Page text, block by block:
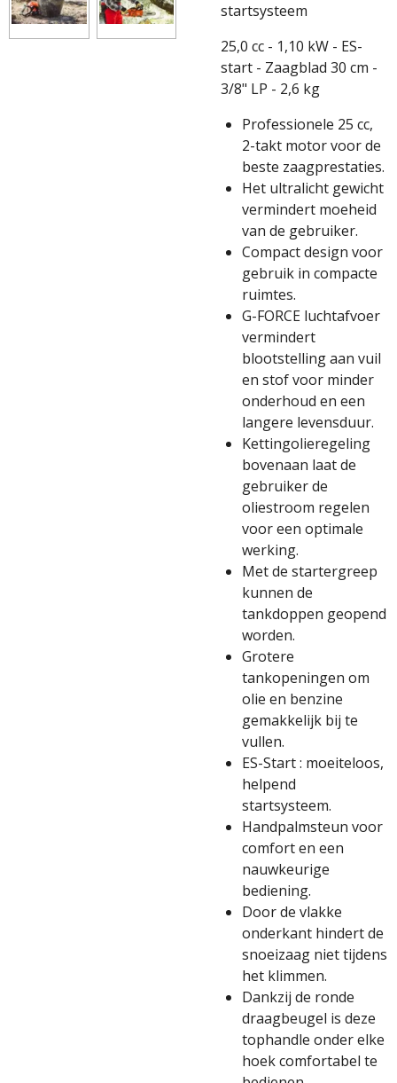
startsysteem
25,0 cc - 1,10 kW - ES-
start - Zaagblad 30 cm -
3/8" LP - 2,6 kg
Professionele 25 cc,
2-takt motor voor de
beste zaagprestaties.
Het ultralicht gewicht
vermindert moeheid
van de gebruiker.
Compact design voor
gebruik in compacte
ruimtes.
G-FORCE luchtafvoer
vermindert
blootstelling aan vuil
en stof voor minder
onderhoud en een
langere levensduur.
Kettingolieregeling
bovenaan laat de
gebruiker de
oliestroom regelen
voor een optimale
werking.
Met de startergreep
kunnen de
tankdoppen geopend
worden.
Grotere
tankopeningen om
olie en benzine
gemakkelijk bij te
vullen.
ES-Start : moeiteloos,
helpend
startsysteem.
Handpalmsteun voor
comfort en een
nauwkeurige
bediening.
Door de vlakke
onderkant hindert de
snoeizaag niet tijdens
het klimmen.
Dankzij de ronde
draagbeugel is deze
tophandle onder elke
hoek comfortabel te